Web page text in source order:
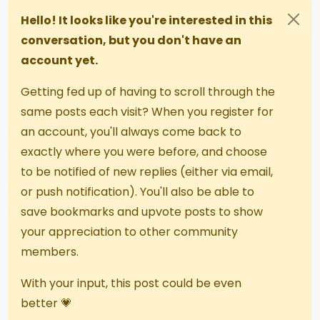
Hello! It looks like you're interested in this
conversation, but you don't have an
account yet.
Getting fed up of having to scroll through the
same posts each visit? When you register for
an account, you'll always come back to
exactly where you were before, and choose
to be notified of new replies (either via email,
or push notification). You'll also be able to
save bookmarks and upvote posts to show
your appreciation to other community
members.
With your input, this post could be even
better 💗